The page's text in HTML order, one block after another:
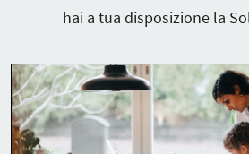
hai a tua disposizione la